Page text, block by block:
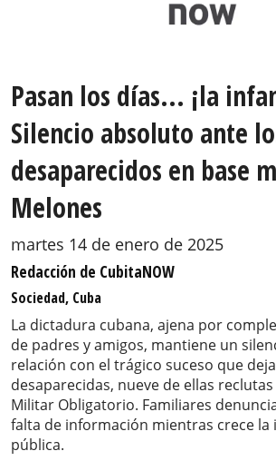
Pasan los días... ¡la
Silencio absoluto ante
desaparecidos en base
Melones
martes 14 de enero de 2025
Redacción de CubitaNOW
Sociedad, Cuba
La dictadura cubana, ajena por
de padres y amigos, mantiene un
relación con el trágico suceso que
desaparecidas, nueve de ellas
Militar Obligatorio. Familiares
falta de información mientras crece la
pública.